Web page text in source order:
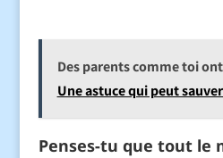
Des parents comme toi
Une astuce qui peut
Penses-tu que tout le